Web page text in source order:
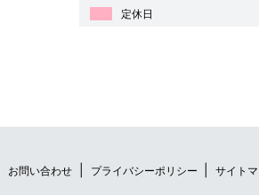
定休日
お問い合わせ プライバシーポリシー サイト